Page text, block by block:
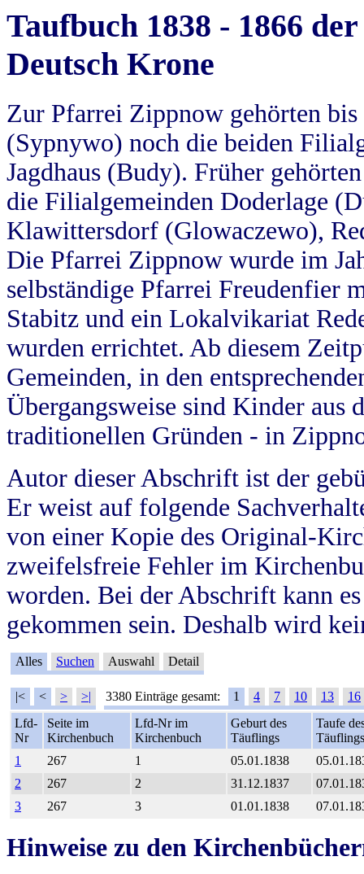
Taufbuch 1838 - 1866
Deutsch Krone
Zur Pfarrei Zippnow gehörten
(Sypnywo) noch die beiden
Jagdhaus (Budy). Früher
die Filialgemeinden Doderlage
Klawittersdorf (Glowaczewo),
Die Pfarrei Zippnow wurde im
selbständige Pfarrei Freudenfier
Stabitz und ein Lokalvikariat
wurden errichtet. Ab diesem
Gemeinden, in den
Übergangsweise sind Kinder aus
traditionellen Gründen - in
Autor dieser Abschrift ist der
Er weist auf folgende
von einer Kopie des Original-
zweifelsfreie Fehler im
worden. Bei der Abschrift kann
gekommen sein. Deshalb wird
Alles Suchen Auswahl Detail
|< < > >| 3380 Einträge gesamt: 1 4 7 10 13
16
Lfd-
Nr
Seite im
Kirchenbuch
Lfd-Nr im
Kirchenbuch
Geburt des
Täuflings
Taufe
Täuflings
1
267 1 05.01.1838
2
267 2 31.12.1837
3
267 3 01.01.1838
Hinweise zu den